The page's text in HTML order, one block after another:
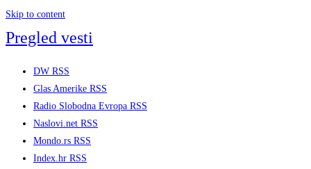
Skip to content
Pregled vesti
DW RSS
Glas Amerike RSS
Radio Slobodna Evropa RSS
Naslovi.net RSS
Mondo.rs RSS
Index.hr RSS